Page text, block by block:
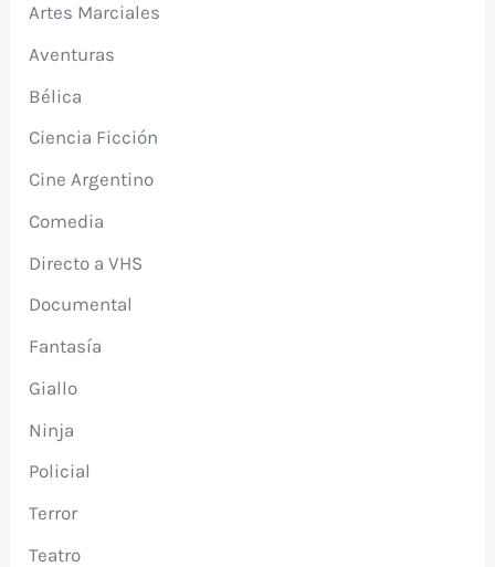
Artes Marciales
Aventuras
Bélica
Ciencia Ficción
Cine Argentino
Comedia
Directo a VHS
Documental
Fantasía
Giallo
Ninja
Policial
Terror
Teatro